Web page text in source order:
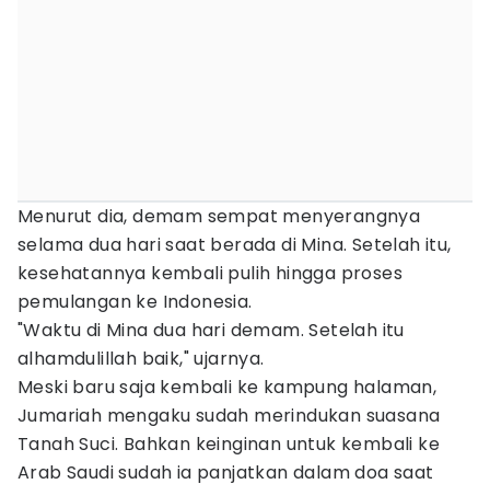
Menurut dia, demam sempat menyerangnya
selama dua hari saat berada di Mina. Setelah itu,
kesehatannya kembali pulih hingga proses
pemulangan ke Indonesia.
"Waktu di Mina dua hari demam. Setelah itu
alhamdulillah baik," ujarnya.
Meski baru saja kembali ke kampung halaman,
Jumariah mengaku sudah merindukan suasana
Tanah Suci. Bahkan keinginan untuk kembali ke
Arab Saudi sudah ia panjatkan dalam doa saat